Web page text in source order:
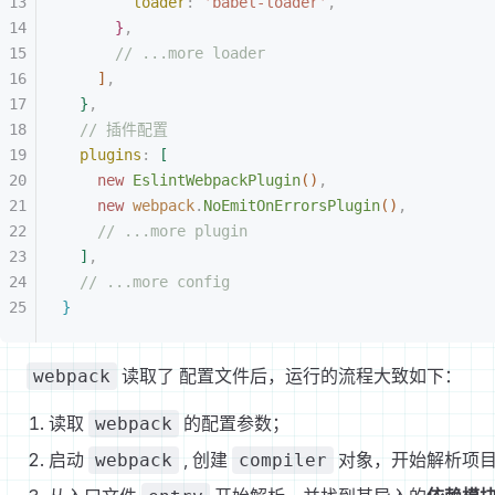
} ,
// ...more loader
] ,
} ,
// 插件配置
plugins :
[
new EslintWebpackPlugin( ) ,
new webpack. NoEmitOnErrorsPlugin( ) ,
// ...more plugin
] ,
// ...more config
}
webpack 读取了 配置文件后，运行的流程大致如下：
读取 webpack
的配置参数；
启动 webpack , 创建 compiler
对象，开始解析项